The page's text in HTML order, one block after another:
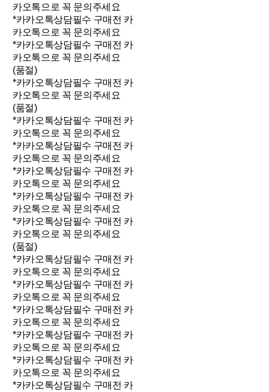
카오톡으로 꼭 문의주세요
*카카오톡상담필수 구매전 카
카오톡으로 꼭 문의주세요
*카카오톡상담필수 구매전 카
카오톡으로 꼭 문의주세요
(품절)
*카카오톡상담필수 구매전 카
카오톡으로 꼭 문의주세요
(품절)
*카카오톡상담필수 구매전 카
카오톡으로 꼭 문의주세요
*카카오톡상담필수 구매전 카
카오톡으로 꼭 문의주세요
*카카오톡상담필수 구매전 카
카오톡으로 꼭 문의주세요
*카카오톡상담필수 구매전 카
카오톡으로 꼭 문의주세요
*카카오톡상담필수 구매전 카
카오톡으로 꼭 문의주세요
(품절)
*카카오톡상담필수 구매전 카
카오톡으로 꼭 문의주세요
*카카오톡상담필수 구매전 카
카오톡으로 꼭 문의주세요
*카카오톡상담필수 구매전 카
카오톡으로 꼭 문의주세요
*카카오톡상담필수 구매전 카
카오톡으로 꼭 문의주세요
*카카오톡상담필수 구매전 카
카오톡으로 꼭 문의주세요
*카카오톡상담필수 구매전 카